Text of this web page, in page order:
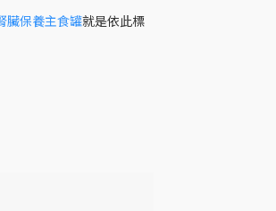
臟保養主食罐就是依此標